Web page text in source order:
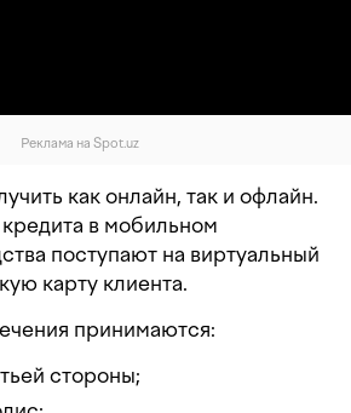
Реклама на Spot.uz
каконлайн, так и офлайн.
в мобильном
поступают на виртуальный
карту клиента.
принимаются:
стороны;